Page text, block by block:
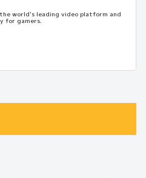
world's leading video platform and
for gamers.